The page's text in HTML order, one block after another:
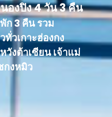
องปิง 4 วัน 3 คืน
ก 3 คืน รวม
วเกาะฮ่องกง
วังต้าเซียน เจ้าแม่
กงหมิว